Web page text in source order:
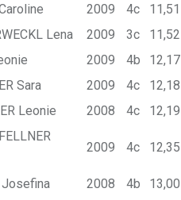
2009 4c
11,51
Lena 2009 3c
11,52
2009 4b
12,17
Sara 2009 4c
12,18
Leonie 2008 4c 12,19
2009 4c 12,35
Josefina 2008 4b
13,00